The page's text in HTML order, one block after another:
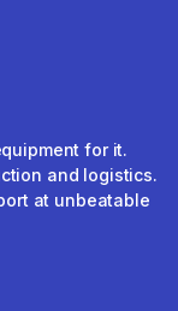
for it.
and logistics.
at unbeatable